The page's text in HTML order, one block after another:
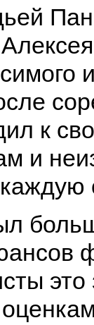
к
и
это